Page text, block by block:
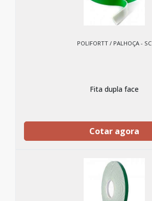
POLIFORTT / PALHOÇA - SC
Fita dupla face
Cotar agora